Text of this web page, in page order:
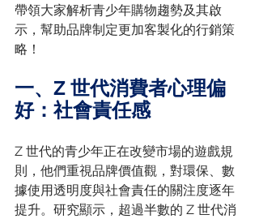
帶領大家解析青少年購物趨勢及其啟
示，幫助品牌制定更加客製化的行銷策
略！
一、Z 世代消費者心理偏
好：社會責任感
Z 世代的青少年正在改變市場的遊戲規
則，他們重視品牌價值觀，對環保、數
據使用透明度與社會責任的關注度逐年
提升。研究顯示，超過半數的 Z 世代消